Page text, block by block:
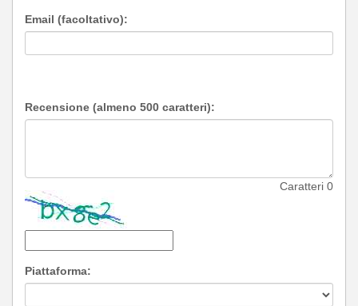
Email (facoltativo):
Recensione (almeno 500 caratteri):
Caratteri 0
Piattaforma: